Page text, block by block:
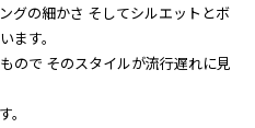
グの細かさ そしてシルエットとボ
ます。
ので そのスタイルが流行遅れに見